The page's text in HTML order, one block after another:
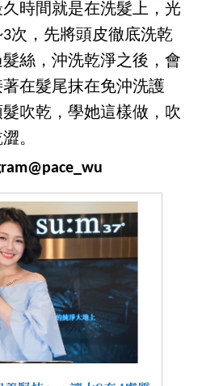
時間就是在洗髮上，光
次，先將頭皮徹底洗乾
絲，沖洗乾淨之後，會
在髮尾抹在免沖洗護
吹乾，學她這樣做，吹
。